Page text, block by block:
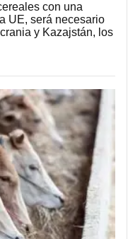
con una
UE, será necesario
y Kazajstán, los